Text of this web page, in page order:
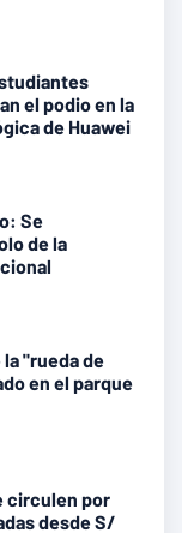
el podio en la
de Huawei
Se
de la
"rueda de
en el parque
circulen por
desde S/